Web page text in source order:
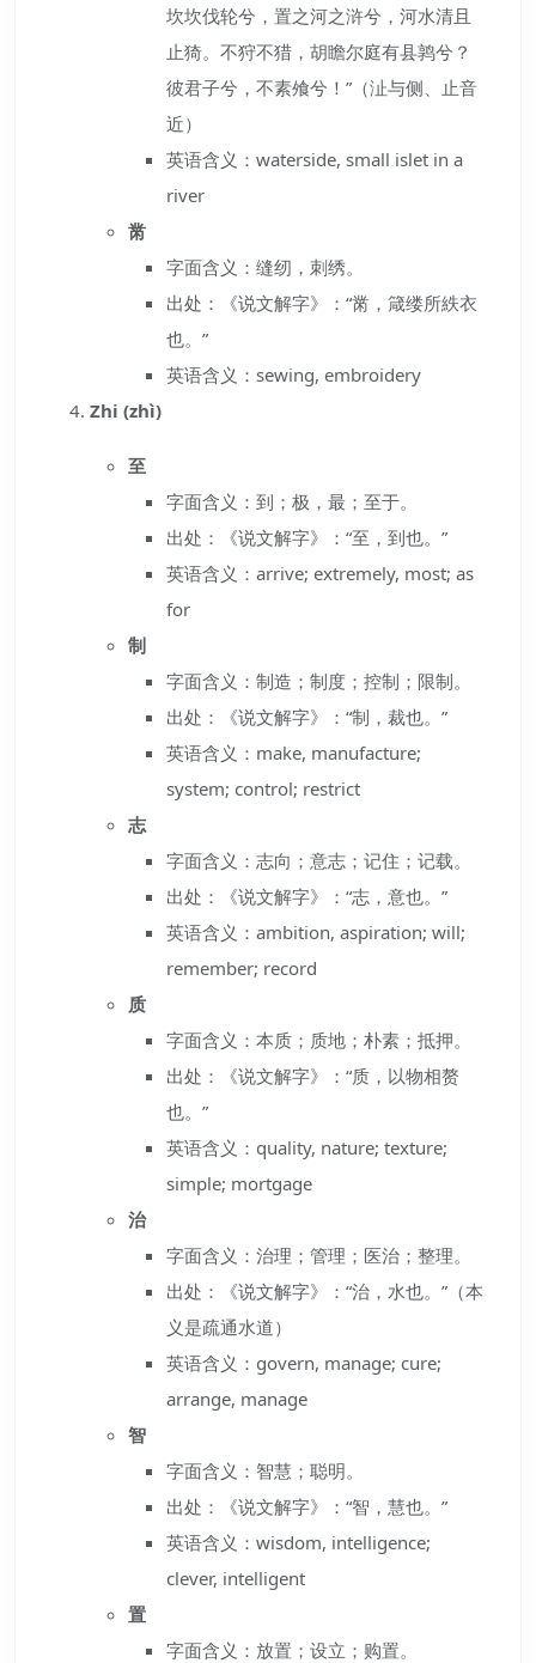
坎坎伐轮兮，置之河之浒兮，河水清且
止猗。不狩不猎，胡瞻尔庭有县鹑兮？
彼君子兮，不素飧兮！”（沚与侧、止音
近）
英语含义：waterside, small islet in a
river
黹
字面含义：缝纫，刺绣。
出处：《说文解字》：“黹，箴缕所紩衣
也。”
英语含义：sewing, embroidery
Zhi (zhì)
至
字面含义：到；极，最；至于。
出处：《说文解字》：“至，到也。”
英语含义：arrive; extremely, most; as
for
制
字面含义：制造；制度；控制；限制。
出处：《说文解字》：“制，裁也。”
英语含义：make, manufacture;
system; control; restrict
志
字面含义：志向；意志；记住；记载。
出处：《说文解字》：“志，意也。”
英语含义：ambition, aspiration; will;
remember; record
质
字面含义：本质；质地；朴素；抵押。
出处：《说文解字》：“质，以物相赘
也。”
英语含义：quality, nature; texture;
simple; mortgage
治
字面含义：治理；管理；医治；整理。
出处：《说文解字》：“治，水也。”（本
义是疏通水道）
英语含义：govern, manage; cure;
arrange, manage
智
字面含义：智慧；聪明。
出处：《说文解字》：“智，慧也。”
英语含义：wisdom, intelligence;
clever, intelligent
置
字面含义：放置；设立；购置。